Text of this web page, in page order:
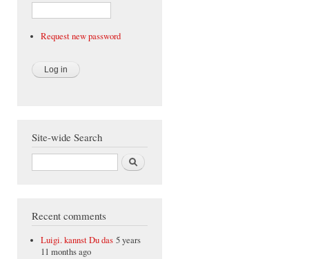
Request new password
Site-wide Search
Search
Recent comments
Luigi. kannst Du das 5 years
11 months ago